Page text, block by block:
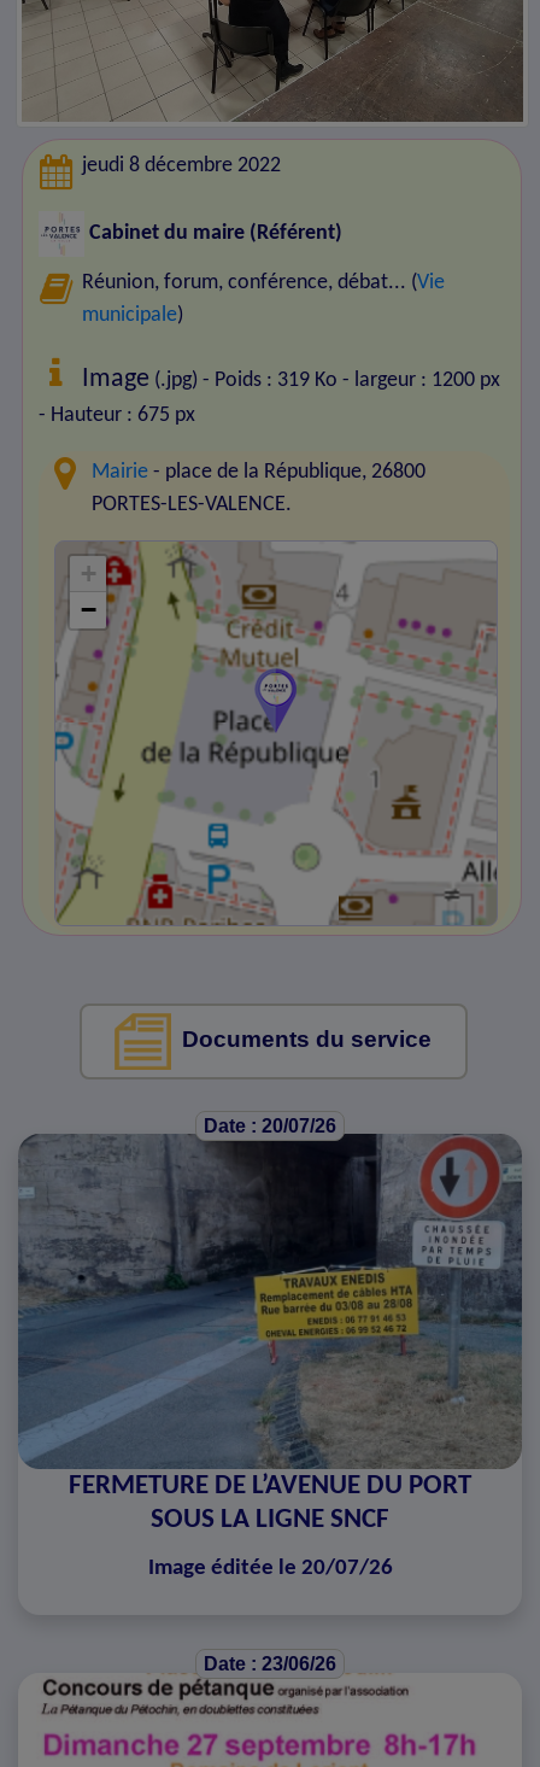
jeudi 8 décembre 2022
Cabinet du maire (Référent)
Réunion, forum, conférence, débat... (Vie
municipale)
Image (.jpg) - Poids : 319 Ko - largeur : 1200 px
- Hauteur : 675 px
Mairie - place de la République, 26800
PORTES-LES-VALENCE.
+
−
Documents du service
Date : 20/07/26
FERMETURE DE L’AVENUE DU PORT
SOUS LA LIGNE SNCF
Image éditée le 20/07/26
Date : 23/06/26